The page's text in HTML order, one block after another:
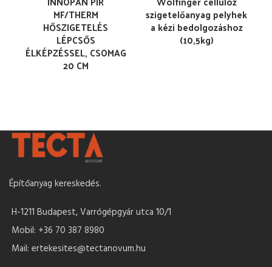
MF/THERM
HŐSZIGETELÉS
LÉPCSŐS
ÉLKÉPZÉSSEL, CSOMAG
20 CM
szigetelőanyag pelyhek
a kézi bedolgozáshoz
(10,5kg)
Építőanyag kereskedés.
H-1211 Budapest, Varrógépgyár utca 10/1
Mobil: +36 70 387 8980
Mail: ertekesites@tectanovum.hu